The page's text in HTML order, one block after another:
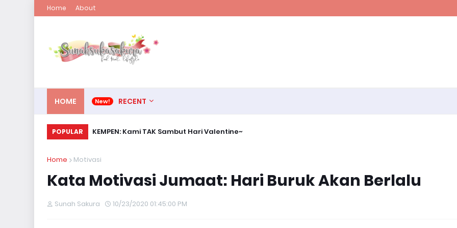
Home About
HOME RECENT
POPULAR KEMPEN: Kami TAK Sambut Hari Valentine~
Home Motivasi
Kata Motivasi Jumaat: Hari Buruk Akan Berlalu
Sunah Sakura 10/23/2020 01:45:00 PM